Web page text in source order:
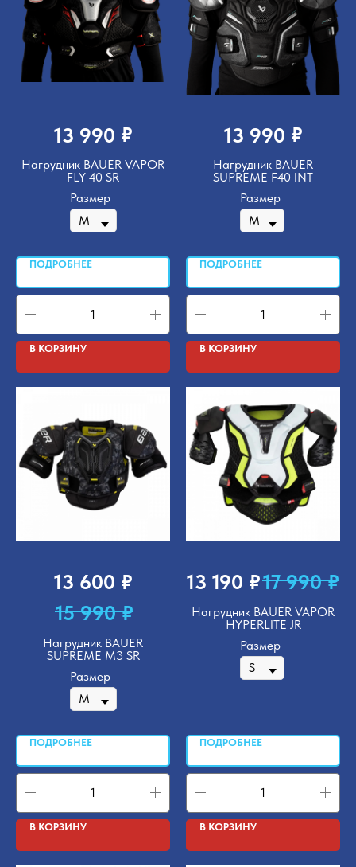
13 990 ₽
Нагрудник BAUER VAPOR
FLY 40 SR
Размер
ПОДРОБНЕЕ
В КОРЗИНУ
13 990 ₽
Нагрудник BAUER
SUPREME F40 INT
Размер
ПОДРОБНЕЕ
В КОРЗИНУ
13 600 ₽
15 990 ₽
Нагрудник BAUER
SUPREME M3 SR
Размер
ПОДРОБНЕЕ
В КОРЗИНУ
13 190 ₽17 990 ₽
Нагрудник BAUER VAPOR
HYPERLITE JR
Размер
ПОДРОБНЕЕ
В КОРЗИНУ